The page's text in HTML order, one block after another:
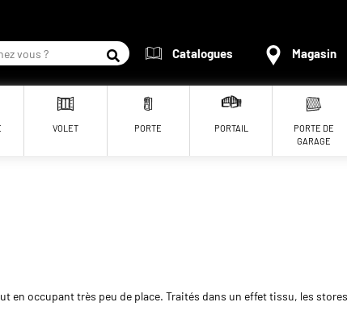
RECHERCHERCatalogues Magasin
VOLET PORTE PORTAIL
PORTE DE
GARAGE
en occupant très peu de place. Traités dans un effet tissu, les